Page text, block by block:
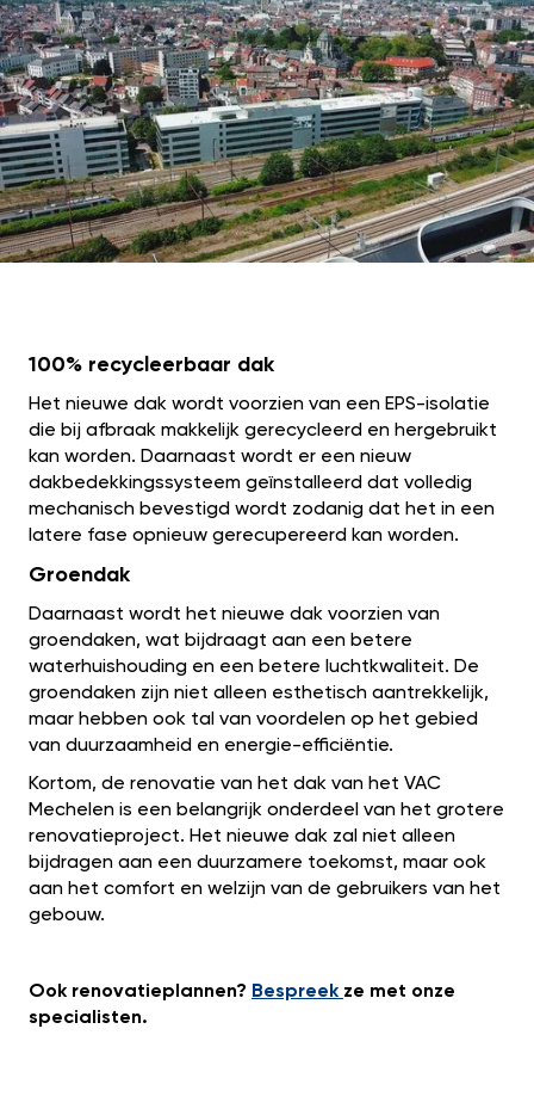
100% recycleerbaar dak
Het nieuwe dak wordt voorzien van een EPS-isolatie
die bij afbraak makkelijk gerecycleerd en hergebruikt
kan worden. Daarnaast wordt er een nieuw
dakbedekkingssysteem geïnstalleerd dat volledig
mechanisch bevestigd wordt zodanig dat het in een
latere fase opnieuw gerecupereerd kan worden.
Groendak
Daarnaast wordt het nieuwe dak voorzien van
groendaken, wat bijdraagt aan een betere
waterhuishouding en een betere luchtkwaliteit. De
groendaken zijn niet alleen esthetisch aantrekkelijk,
maar hebben ook tal van voordelen op het gebied
van duurzaamheid en energie-efficiëntie.
Kortom, de renovatie van het dak van het VAC
Mechelen is een belangrijk onderdeel van het grotere
renovatieproject. Het nieuwe dak zal niet alleen
bijdragen aan een duurzamere toekomst, maar ook
aan het comfort en welzijn van de gebruikers van het
gebouw.
Ook renovatieplannen? Bespreek ze met onze
specialisten.